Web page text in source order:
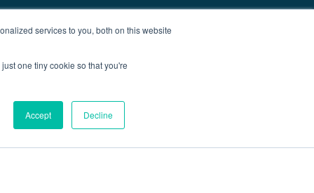
services to you, both on this website
one tiny cookie so that you're
Accept Decline